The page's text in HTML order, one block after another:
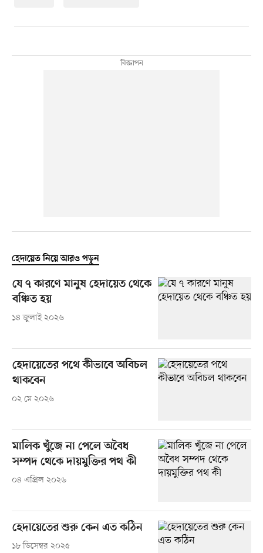
হেদায়েত নিয়ে আরও পড়ুন
যে ৭ কারণে মানুষ হেদায়েত থেকে
বঞ্চিত হয়
১৪ জুলাই ২০২৬
হেদায়েতের পথে কীভাবে অবিচল
থাকবেন
০২ মে ২০২৬
মালিক খুঁজে না পেলে অবৈধ
সম্পদ থেকে দায়মুক্তির পথ কী
০৪ এপ্রিল ২০২৬
হেদায়েতের শুরু কেন এত কঠিন
১৮ ডিসেম্বর ২০২৫